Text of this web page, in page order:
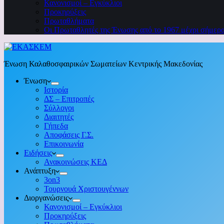
Κανονισμοί – Εγκύκλιοι
Προκηρύξεις
Πρωταθλήματα
Οι Πρωταθλητές της Ένωσης από το 1967 μέχρι
Ένωση Καλαθοσφαιρικών Σωματείων Κεντρικής Μακεδονίας
Ένωση
Ιστορία
ΔΣ – Επιτροπές
Σύλλογοι
Διαιτητές
Γήπεδα
Αποφάσεις Γ.Σ.
Επικοινωνία
Ειδήσεις
Ανακοινώσεις ΚΕΔ
Ανάπτυξη
3on3
Τουρνουά Χριστουγέννων
Διοργανώσεις
Κανονισμοί – Εγκύκλιοι
Προκηρύξεις